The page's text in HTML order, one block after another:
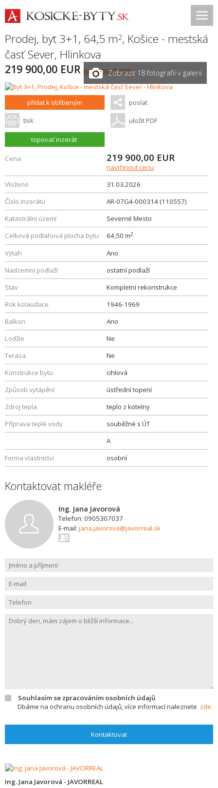
Prodej, byt 3+1, 64,5 m2, Košice - mestská
časť Sever, Hlinkova
219 900,00 EUR navrhnout cenuZobrazit 18 fotografií v galerii
přidat k oblíbeným poslat
tisk uložit PDF
topovať inzerát
Cena 219 900,00 EUR
navrhnout cenu
Vloženo
31.03.2026
Číslo inzerátu
AR-07G4-000314 (110557)
Katastrální území
Severné Mesto
Celková podlahová plocha bytu
64,50 m2
Výtah
Ano
Nadzemní podlaží
ostatní podlaží
Stav
Kompletní rekonstrukce
Rok kolaudace
1946-1969
Balkon
Ano
Lodžie
Ne
Terasa
Ne
Konstrukce bytu
cihlová
Způsob vytápění
ústřední topení
Zdroj tepla
teplo z kotelny
Příprava teplé vody
souběžné s ÚT
A
Forma vlastnictví
osobní
Kontaktovat makléře
Ing. Jana Javorová
Telefon: 0905307037
E-mail: jana.javorova@javorreal.sk
Souhlasím se zpracováním osobních údajů
Dbáme na ochranu osobních údajů, více informací naleznete zde
Kontaktovat
Ing. Jana Javorová - JAVORREAL